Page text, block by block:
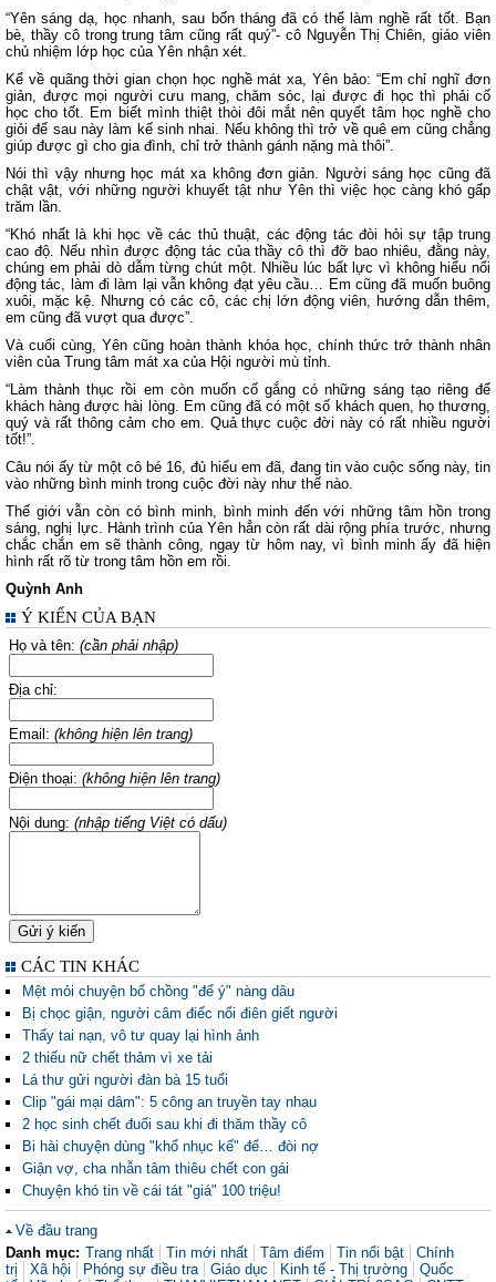
“Yên sáng dạ, học nhanh, sau bốn tháng đã có thể làm nghề rất tốt. Bạn
bè, thầy cô trong trung tâm cũng rất quý”- cô Nguyễn Thị Chiên, giáo viên
chủ nhiệm lớp học của Yên nhận xét.
Kể về quãng thời gian chọn học nghề mát xa, Yên bảo: “Em chỉ nghĩ đơn
giản, được mọi người cưu mang, chăm sóc, lại được đi học thì phải cố
học cho tốt. Em biết mình thiệt thòi đôi mắt nên quyết tâm học nghề cho
giỏi để sau này làm kế sinh nhai. Nếu không thì trở về quê em cũng chẳng
giúp được gì cho gia đình, chỉ trở thành gánh nặng mà thôi”.
Nói thì vậy nhưng học mát xa không đơn giản. Người sáng học cũng đã
chật vật, với những người khuyết tật như Yên thì việc học càng khó gấp
trăm lần.
“Khó nhất là khi học về các thủ thuật, các động tác đòi hỏi sự tập trung
cao độ. Nếu nhìn được động tác của thầy cô thì đỡ bao nhiêu, đằng này,
chúng em phải dò dẫm từng chút một. Nhiều lúc bất lực vì không hiểu nổi
động tác, làm đi làm lại vẫn không đạt yêu cầu… Em cũng đã muốn buông
xuôi, mặc kệ. Nhưng có các cô, các chị lớn động viên, hướng dẫn thêm,
em cũng đã vượt qua được”.
Và cuối cùng, Yên cũng hoàn thành khóa học, chính thức trở thành nhân
viên của Trung tâm mát xa của Hội người mù tỉnh.
“Làm thành thục rồi em còn muốn cố gắng có những sáng tạo riêng để
khách hàng được hài lòng. Em cũng đã có một số khách quen, họ thương,
quý và rất thông cảm cho em. Quả thực cuộc đời này có rất nhiều người
tốt!”.
Câu nói ấy từ một cô bé 16, đủ hiểu em đã, đang tin vào cuộc sống này, tin
vào những bình minh trong cuộc đời này như thế nào.
Thế giới vẫn còn có bình minh, bình minh đến với những tâm hồn trong
sáng, nghị lực. Hành trình của Yên hẳn còn rất dài rộng phía trước, nhưng
chắc chắn em sẽ thành công, ngay từ hôm nay, vì bình minh ấy đã hiện
hình rất rõ từ trong tâm hồn em rồi.
Quỳnh Anh
Ý KIẾN CỦA BẠN
Họ và tên: (cần phải nhập)
Địa chỉ:
Email: (không hiện lên trang)
Điện thoại: (không hiện lên trang)
Nội dung: (nhập tiếng Việt có dấu)
CÁC TIN KHÁC
Mệt mỏi chuyện bố chồng "để ý" nàng dâu
Bị chọc giận, người câm điếc nổi điên giết người
Thấy tai nạn, vô tư quay lại hình ảnh
2 thiếu nữ chết thảm vì xe tải
Lá thư gửi người đàn bà 15 tuổi
Clip "gái mại dâm": 5 công an truyền tay nhau
2 học sinh chết đuối sau khi đi thăm thầy cô
Bi hài chuyện dùng "khổ nhục kế" để… đòi nợ
Giận vợ, cha nhẫn tâm thiêu chết con gái
Chuyện khó tin về cái tát "giá" 100 triệu!
Về đầu trang
Danh mục: Trang nhất Tin mới nhất Tâm điểm Tin nổi bật
Chính
trị
Xã hội Phóng sự điều tra Giáo dục Kinh tế - Thị trường
Quốc